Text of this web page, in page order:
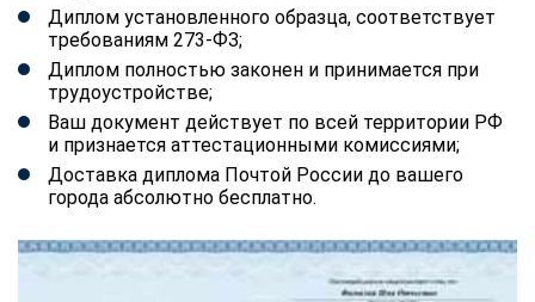
Диплом установленного образца, соответствует
требованиям 273-ФЗ;
Диплом полностью законен и принимается при
трудоустройстве;
Ваш документ действует по всей территории РФ
и признается аттестационными комиссиями;
Доставка диплома Почтой России до вашего
города абсолютно бесплатно.